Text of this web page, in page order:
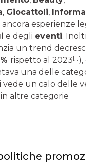
, Giocattoli,
ancora esperienze
e degli eventi.
un trend
rispetto al 2023[1]
una delle
vede un calo delle
altre categorie